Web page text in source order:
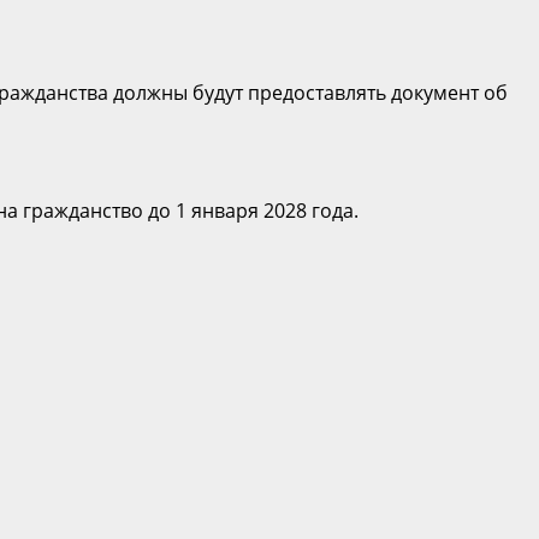
должны будут предоставлять документ об
до 1 января 2028 года.